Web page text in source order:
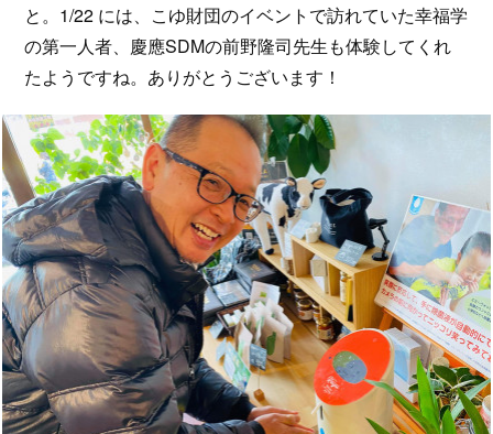
と。1/22 には、こゆ財団のイベントで訪れていた幸福学
の第一人者、慶應SDMの前野隆司先生も体験してくれ
たようですね。ありがとうございます！